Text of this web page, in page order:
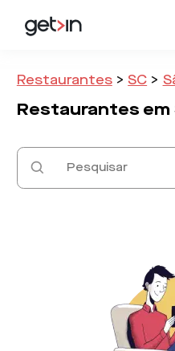
Restaurantes > SC >
Restaurantes em